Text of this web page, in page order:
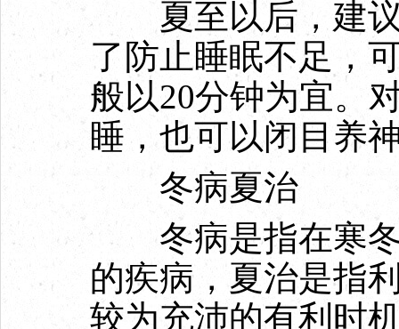
夏至以后，建议
了防止睡眠不足，
般以20分钟为宜。
睡，也可以闭目养
冬病夏治
冬病是指在寒冬
的疾病，夏治是指
较为充沛的有利时